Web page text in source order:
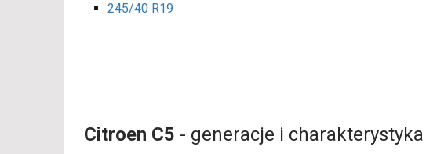
245/40 R19
Citroen C5 - generacje i